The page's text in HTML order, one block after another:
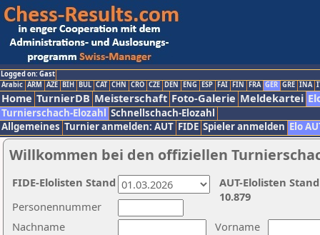
Logged on: Gast
Arabic ARM AZE BIH BUL CAT CHN CRO CZE DEN ENG ESP FAI FIN FRA GER GRE INA
Home TurnierDB Meisterschaft Foto-Galerie Meldekartei
Turnierschach-Elozahl Schnellschach-Elozahl
Allgemeines Turnier anmelden: AUT FIDE Spieler anmelden Elo
Willkommen bei den offiziellen
Nachname
Vorname
Personennummer
AUT-Elolisten
10.879
FIDE-Elolisten Stand